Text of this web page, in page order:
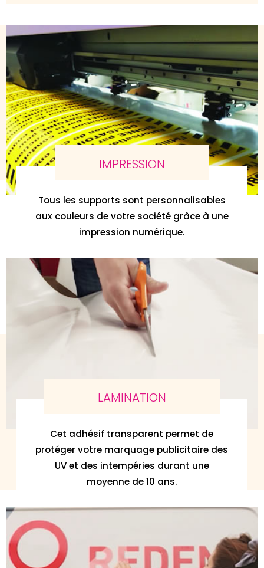
IMPRESSION
Tous les supports sont personnalisables
aux couleurs de votre société grâce à une
impression numérique.
LAMINATION
Cet adhésif transparent permet de
protéger votre marquage publicitaire des
UV et des intempéries durant une
moyenne de 10 ans.